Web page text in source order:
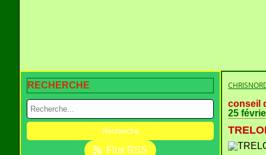
RECHERCHE
Flux RSS
conseil
25